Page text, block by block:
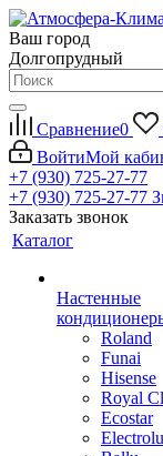
Ваш город
Долгопрудный
Сравнение0
ВойтиМой
+7 (930) 725-27-77
+7 (930) 725-27-77
Заказать звонок
Каталог
Настенные
Roland
Funai
Hisense
Royal
Ecostar